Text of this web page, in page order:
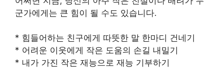
군가에게는 큰 힘이 될 수도 있습니다.
* 힘들어하는 친구에게 따뜻한 말 한마디 건네기
* 어려운 이웃에게 작은 도움의 손길 내밀기
* 내가 가진 작은 재능으로 재능 기부하기